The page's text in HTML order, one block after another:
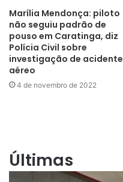
Marília Mendonça: piloto
não seguiu padrão de
pouso em Caratinga, diz
Polícia Civil sobre
investigação de acidente
aéreo
4 de novembro de 2022
Últimas